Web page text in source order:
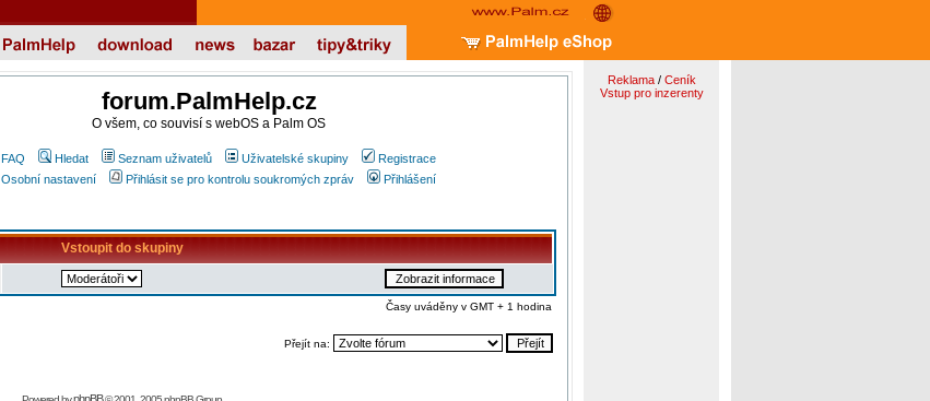
forum.PalmHelp.cz
O všem, co souvisí s webOS a Palm OS
FAQ Hledat Seznam uživatelů Uživatelské skupiny
Registrace
Osobní nastavení
Přihlásit se pro kontrolu soukromých zpráv Přihlášení
Vstoupit do skupiny
Časy uváděny v GMT + 1 hodina
Přejít na:
Reklama/ Ceník
Vstup pro inzerenty